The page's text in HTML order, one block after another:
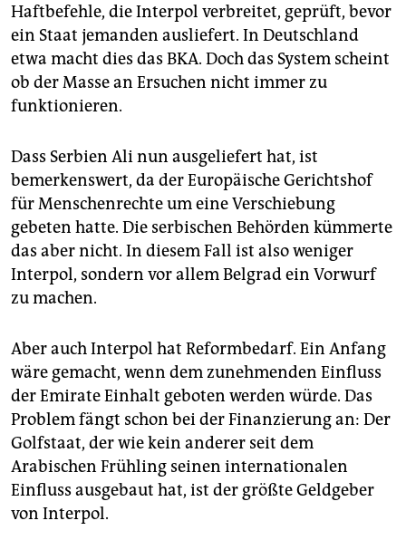
Haftbefehle, die Interpol verbreitet, geprüft, bevor
ein Staat jemanden ausliefert. In Deutschland
etwa macht dies das BKA. Doch das System scheint
ob der Masse an Ersuchen nicht immer zu
funktionieren.
Dass Serbien Ali nun ausgeliefert hat, ist
bemerkenswert, da der Europäische Gerichtshof
für Menschenrechte um eine Verschiebung
gebeten hatte. Die serbischen Behörden kümmerte
das aber nicht. In diesem Fall ist also weniger
Interpol, sondern vor allem Belgrad ein Vorwurf
zu machen.
Aber auch Interpol hat Reformbedarf. Ein Anfang
wäre gemacht, wenn dem zunehmenden Einfluss
der Emirate Einhalt geboten werden würde. Das
Problem fängt schon bei der Finanzierung an: Der
Golfstaat, der wie kein anderer seit dem
Arabischen Frühling seinen internationalen
Einfluss ausgebaut hat, ist der größte Geldgeber
von Interpol.